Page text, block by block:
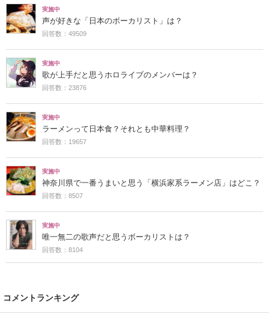
実施中
声が好きな「日本のボーカリスト」は？
回答数：49509
実施中
歌が上手だと思うホロライブのメンバーは？
回答数：23876
実施中
ラーメンって日本食？それとも中華料理？
回答数：19657
実施中
神奈川県で一番うまいと思う「横浜家系ラーメン店」はどこ？
回答数：8507
実施中
唯一無二の歌声だと思うボーカリストは？
回答数：8104
コメントランキング